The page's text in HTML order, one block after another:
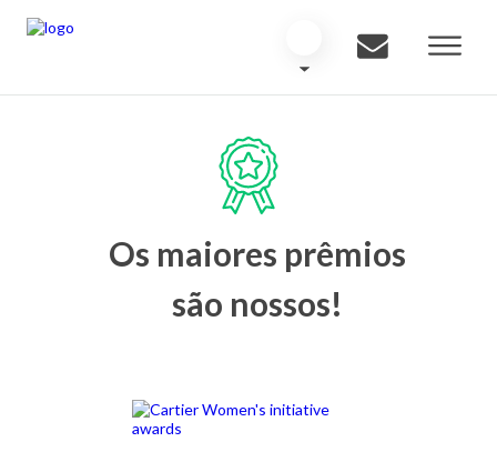
Os maiores prêmios
são nossos!